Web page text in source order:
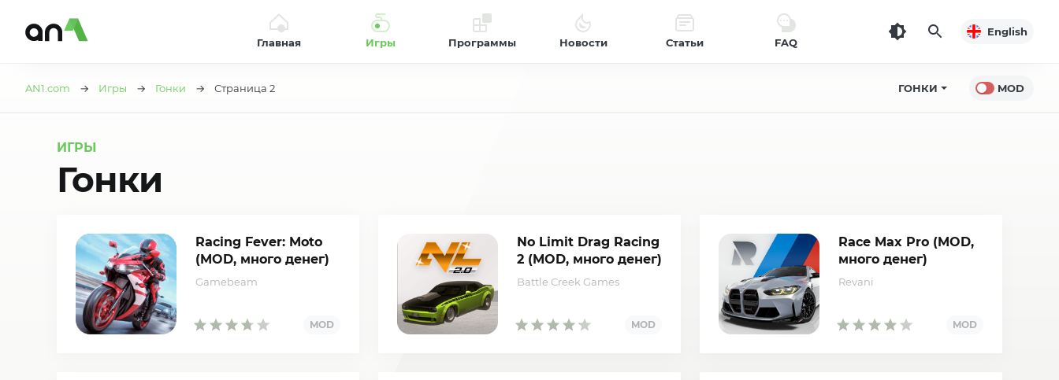
Главная Игры Программы Новости Статьи FAQ
English
ГОНКИ MOD
AN1.com → Игры → Гонки → Страница 2
ИГРЫ
Гонки
Racing Fever: Moto
(MOD, много денег)
Gamebeam
No Limit Drag Racing
2 (MOD, много денег)
Battle Creek Games
Race Max Pro (MOD,
много денег)
Revani